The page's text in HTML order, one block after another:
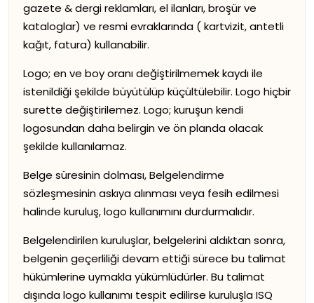
gazete & dergi reklamları, el ilanları, broşür ve
kataloglar) ve resmi evraklarında ( kartvizit, antetli
kağıt, fatura) kullanabilir.
Logo; en ve boy oranı değiştirilmemek kaydı ile
istenildiği şekilde büyütülüp küçültülebilir. Logo hiçbir
surette değiştirilemez. Logo; kuruşun kendi
logosundan daha belirgin ve ön planda olacak
şekilde kullanılamaz.
Belge süresinin dolması, Belgelendirme
sözleşmesinin askıya alınması veya fesih edilmesi
halinde kuruluş, logo kullanımını durdurmalıdır.
Belgelendirilen kuruluşlar, belgelerini aldıktan sonra,
belgenin geçerliliği devam ettiği sürece bu talimat
hükümlerine uymakla yükümlüdürler. Bu talimat
dışında logo kullanımı tespit edilirse kuruluşla ISQ